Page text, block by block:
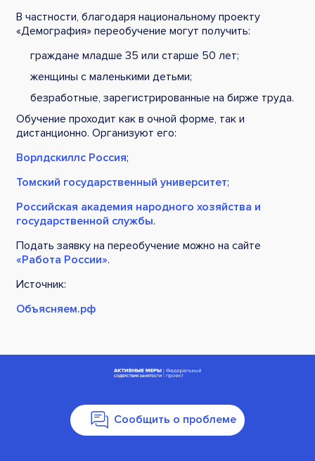
В частности, благодаря национальному проекту
«Демография» переобучение могут получить:
граждане младше 35 или старше 50 лет;
женщины с маленькими детьми;
безработные, зарегистрированные на бирже труда.
Обучение проходит как в очной форме, так и
дистанционно. Организуют его:
Ворлдскиллс Россия;
Томский государственный университет;
Российская академия народного хозяйства и
государственной службы.
Подать заявку на переобучение можно на сайте
«Работа России».
Источник:
Объясняем.рф
Сообщить о проблеме